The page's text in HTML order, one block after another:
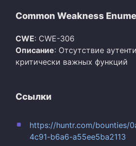
Common Weakness
CWE: CWE-306
Описание: Отсутствие
критически важных функций
Ссылки
https://huntr.com/bounties/
4c91-b6a6-a55ee5ba2113